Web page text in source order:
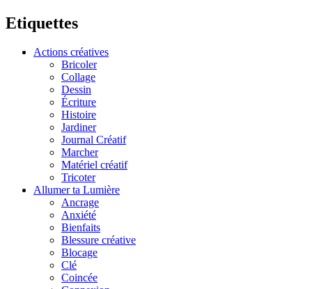
Etiquettes
Actions créatives
Bricoler
Collage
Dessin
Écriture
Histoire
Jardiner
Journal Créatif
Marcher
Matériel créatif
Tricoter
Allumer ta Lumière
Ancrage
Anxiété
Bienfaits
Blessure créative
Blocage
Clé
Coincée